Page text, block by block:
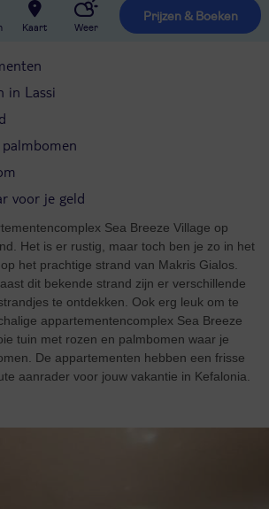
Kaart Weer
Prijzen & Boeken
in Lassi
voor je geld
Sea Breeze Village op
Het is er rustig, maar toch ben je zo in het
het prachtige strand van Makris Gialos.
dit bekende strand zijn er verschillende
te ontdekken. Ook erg leuk om te
appartementencomplex Sea Breeze
tuin met rozen en palmbomen waar je
De appartementen hebben een frisse
aanrader voor jouw vakantie in Kefalonia.